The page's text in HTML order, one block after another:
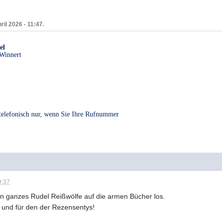
2026 - 11:47.
nur, wenn Sie Ihre Rufnummer
ganzes Rudel Reißwölfe auf die armen Bücher los.
für den der Rezensentys!